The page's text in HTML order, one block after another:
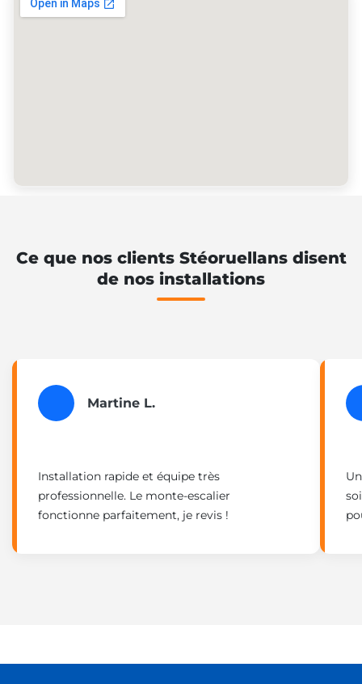
Ce que nos clients Stéoruellans disent
de nos installations
Martine L.
Installation rapide et équipe très
professionnelle. Le monte-escalier
fonctionne parfaitement, je revis !